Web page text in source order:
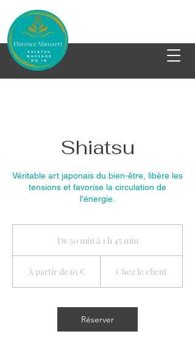
Shiatsu
Véritable art japonais du bien-être, libère les
tensions et favorise la circulation de
l'énergie.
De 50 min à 1 h 45 min
0
m
euros
À partir de 65 € Chez le client
Réserver